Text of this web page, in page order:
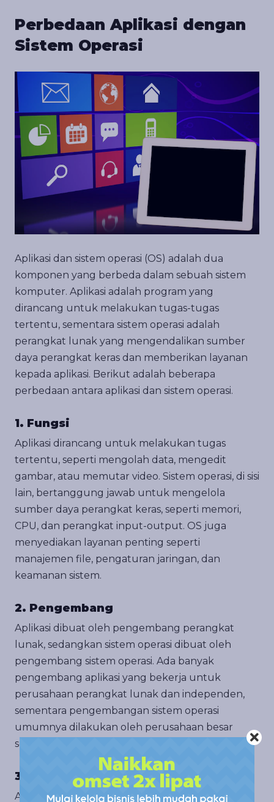
Perbedaan Aplikasi dengan
Sistem Operasi
Aplikasi dan sistem operasi (OS) adalah dua
komponen yang berbeda dalam sebuah sistem
komputer. Aplikasi adalah program yang
dirancang untuk melakukan tugas-tugas
tertentu, sementara sistem operasi adalah
perangkat lunak yang mengendalikan sumber
daya perangkat keras dan memberikan layanan
kepada aplikasi. Berikut adalah beberapa
perbedaan antara aplikasi dan sistem operasi.
1. Fungsi
Aplikasi dirancang untuk melakukan tugas
tertentu, seperti mengolah data, mengedit
gambar, atau memutar video. Sistem operasi, di sisi
lain, bertanggung jawab untuk mengelola
sumber daya perangkat keras, seperti memori,
CPU, dan perangkat input-output. OS juga
menyediakan layanan penting seperti
manajemen file, pengaturan jaringan, dan
keamanan sistem.
2. Pengembang
Aplikasi dibuat oleh pengembang perangkat
lunak, sedangkan sistem operasi dibuat oleh
pengembang sistem operasi. Ada banyak
pengembang aplikasi yang bekerja untuk
perusahaan perangkat lunak dan independen,
sementara pengembangan sistem operasi
umumnya dilakukan oleh perusahaan besar
seperti Microsoft, Apple, atau Linux Foundation.
3. Konfigurasi
Aplikasi dapat dikonfigurasi untuk bekerja